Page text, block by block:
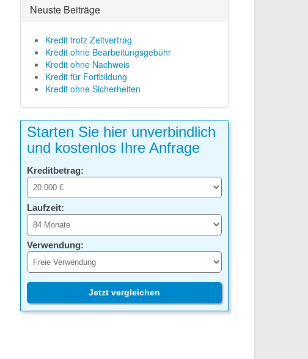
Neuste Beiträge
Kredit trotz Zeitvertrag
Kredit ohne Bearbeitungsgebühr
Kredit ohne Nachweis
Kredit für Fortbildung
Kredit ohne Sicherheiten
Starten Sie hier unverbindlich
und kostenlos Ihre Anfrage
Kreditbetrag:
Laufzeit:
Verwendung:
Jetzt vergleichen